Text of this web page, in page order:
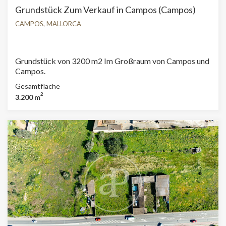
Grundstück Zum Verkauf in Campos (Campos)
CAMPOS, MALLORCA
Grundstück von 3200 m2 Im Großraum von Campos und
Gesamtfläche
3.200 m2